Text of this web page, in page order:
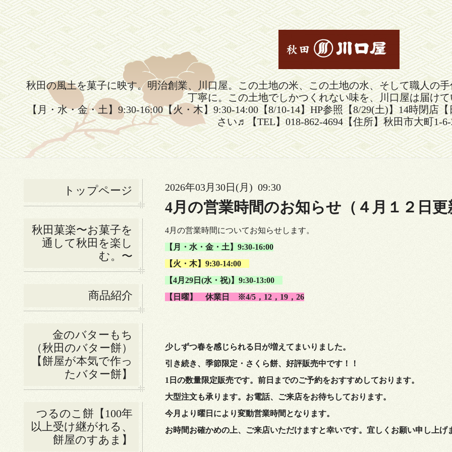
秋田の風土を菓子に映す。明治創業、川口屋。この土地の米、この土地の水、そして職人の
丁寧に。この土地でしかつくれない味を、川口屋は届け
【月・水・金・土】9:30-16:00【火・木】9:30-14:00【8/10-14】HP参照【8/29(土)】14時閉
さい♬【TEL】018-862-4694【住所】秋田市大町1-6-
トップページ
秋田菓楽〜お菓子を
通して秋田を楽し
む。〜
商品紹介
金のバターもち
（秋田のバター餅）
【餅屋が本気で作っ
たバター餅】
つるのこ餅【100年
以上受け継がれる、
餅屋のすあま】
2026年03月30日(月) 09:30
4月の営業時間のお知らせ（４月１２日更
4月の営業時間についてお知らせします。
【月・水・金・土】9:30-16:00
【火・木】9:30-14:00
【4月29日(水・祝)】9:30-13:00
【日曜】
休業日 ※4/5，12，19，26
少しずつ春を感じられる日が増えてまいりました。
引き続き、季節限定・さくら餅、好評販売中です！！
1日の数量限定販売です。前日までのご予約をおすすめしております。
大型注文も承ります。お電話、ご来店をお待ちしております。
今月より曜日により変動営業時間となります。
お時間お確かめの上、ご来店いただけますと幸いです。宜しくお願い申し上げ